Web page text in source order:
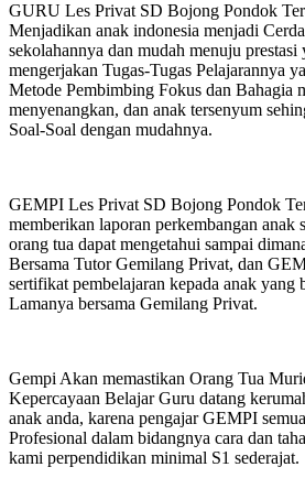
GURU Les Privat SD Bojong Pondok
Menjadikan anak indonesia menjadi
sekolahannya dan mudah menuju
mengerjakan Tugas-Tugas Pelajarannya
Metode Pembimbing Fokus dan Bahagia
menyenangkan, dan anak tersenyum
Soal-Soal dengan mudahnya.
GEMPI Les Privat SD Bojong Pondok
memberikan laporan perkembangan anak
orang tua dapat mengetahui sampai
Bersama Tutor Gemilang Privat, dan
sertifikat pembelajaran kepada anak yang
Lamanya bersama Gemilang Privat.
Gempi Akan memastikan Orang Tua
Kepercayaan Belajar Guru datang
anak anda, karena pengajar GEMPI
Profesional dalam bidangnya cara dan
kami perpendidikan minimal S1 sederajat.